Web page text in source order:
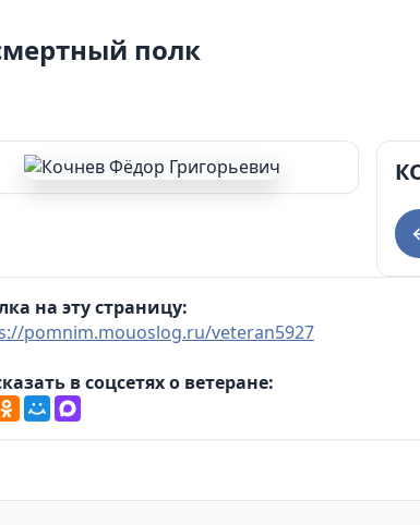
муниципального округа Сухой Лог и
полк
на эту страницу:
pomnim.mouoslog.ru/veteran5927
в соцсетях о ветеране: